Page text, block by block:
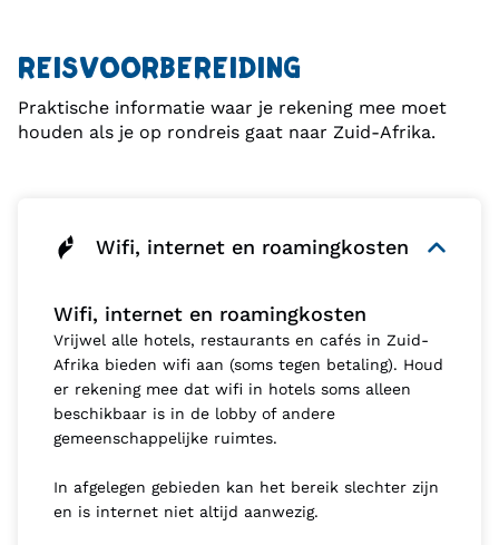
REISVOORBEREIDING
Praktische informatie waar je rekening mee moet
houden als je op rondreis gaat naar Zuid-Afrika.
Wifi, internet en roamingkosten
Wifi, internet en roamingkosten
Vrijwel alle hotels, restaurants en cafés in Zuid-
Afrika bieden wifi aan (soms tegen betaling). Houd
er rekening mee dat wifi in hotels soms alleen
beschikbaar is in de lobby of andere
gemeenschappelijke ruimtes.
In afgelegen gebieden kan het bereik slechter zijn
en is internet niet altijd aanwezig.